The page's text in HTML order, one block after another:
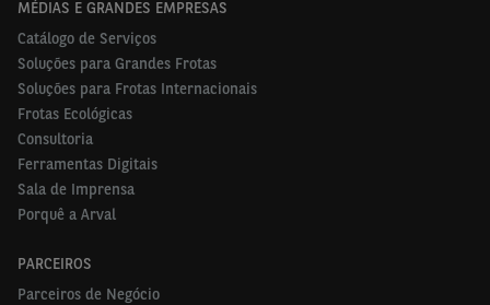
MÉDIAS E GRANDES EMPRESAS
Catálogo de Serviços
Soluções para Grandes Frotas
Soluções para Frotas Internacionais
Frotas Ecológicas
Consultoria
Ferramentas Digitais
Sala de Imprensa
Porquê a Arval
PARCEIROS
Parceiros de Negócio